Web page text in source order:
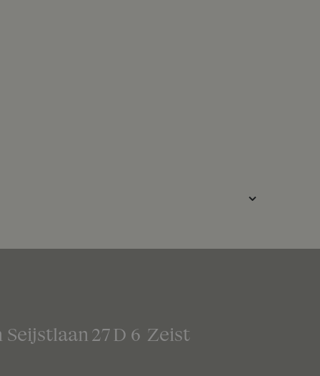
Seijstlaan 27 D 6 Zeist